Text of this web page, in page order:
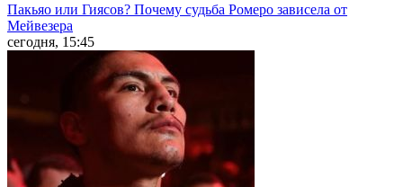
Пакьяо или Гиясов? Почему судьба Ромеро зависела от
Мейвезера
сегодня, 15:45